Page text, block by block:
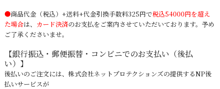
●商品代金（税込）+送料+代金引換手数料325円で税込54000円を超え
た場合は、 カード決済のお支払をご案内させていただいております。予め
ご了承くださいませ。
【銀行振込・郵便振替・コンビニでのお支払い（後払
い） 】
後払いのご注文には、 株式会社ネットプロテクションズの提供するNP後
払いサービスが